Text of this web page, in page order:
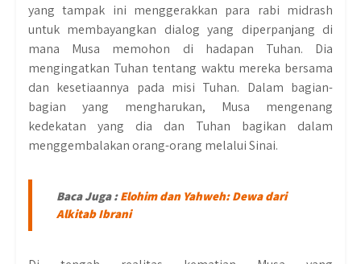
yang tampak ini menggerakkan para rabi midrash
untuk membayangkan dialog yang diperpanjang di
mana Musa memohon di hadapan Tuhan. Dia
mengingatkan Tuhan tentang waktu mereka bersama
dan kesetiaannya pada misi Tuhan. Dalam bagian-
bagian yang mengharukan, Musa mengenang
kedekatan yang dia dan Tuhan bagikan dalam
menggembalakan orang-orang melalui Sinai.
Baca Juga :Elohim dan Yahweh: Dewa dari
Alkitab Ibrani